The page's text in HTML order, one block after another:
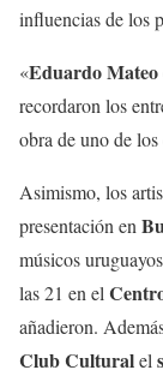
influencias de los
«Eduardo Mateo
recordaron los
obra de uno de
Asimismo, los
presentación en
músicos
las 21 en el
añadieron.
Club Culturalel